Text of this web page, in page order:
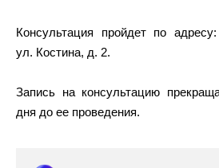
Консультация пройдет по
ул. Костина, д. 2.
Запись на консультацию
дня до ее проведения.